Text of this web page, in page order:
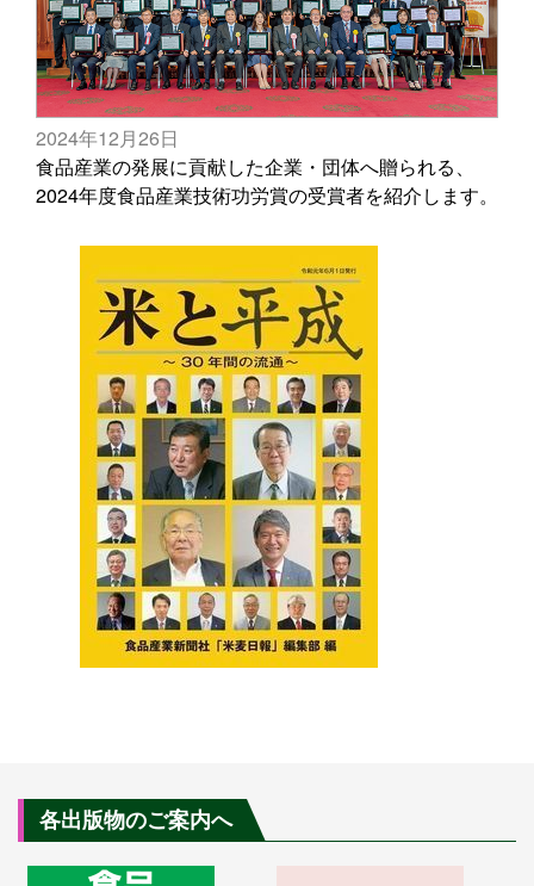
2024年12月26日
食品産業の発展に貢献した企業・団体へ贈られる、
2024年度食品産業技術功労賞の受賞者を紹介します。
各出版物のご案内へ